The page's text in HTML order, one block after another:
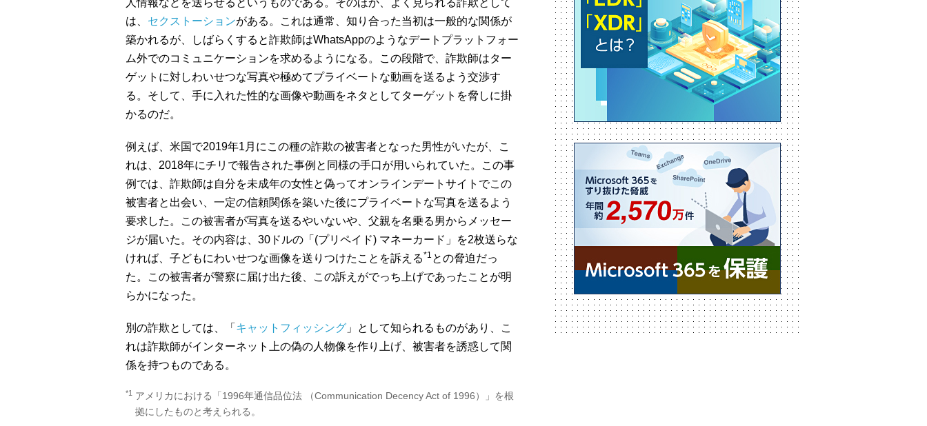
人情報などを送らせるというものである。そのほか、よく見られる詐欺として
は、 セクストーションがある。これは通常、知り合った当初は一般的な関係が
築かれるが、しばらくすると詐欺師はWhatsAppのようなデートプラットフォー
ム外でのコミュニケーションを求めるようになる。この段階で、詐欺師はター
ゲットに対しわいせつな写真や極めてプライベートな動画を送るよう交渉す
る。そして、手に入れた性的な画像や動画をネタとしてターゲットを脅しに掛
かるのだ。
例えば、米国で2019年1月にこの種の詐欺の被害者となった男性がいたが、こ
れは、2018年にチリで報告された事例と同様の手口が用いられていた。この事
例では、詐欺師は自分を未成年の女性と偽ってオンラインデートサイトでこの
被害者と出会い、一定の信頼関係を築いた後にプライベートな写真を送るよう
要求した。この被害者が写真を送るやいないや、父親を名乗る男からメッセー
ジが届いた。その内容は、30ドルの「(プリペイド) マネーカード」を2枚送らな
ければ、子どもにわいせつな画像を送りつけたことを訴える*1 との脅迫だっ
た。この被害者が警察に届け出た後、この訴えがでっち上げであったことが明
らかになった。
別の詐欺としては、「 キャットフィッシング 」として知られるものがあり、こ
れは詐欺師がインターネット上の偽の人物像を作り上げ、被害者を誘惑して関
係を持つものである。
*1 アメリカにおける「1996年通信品位法 （Communication Decency Act of 1996）」を根
拠にしたものと考えられる。